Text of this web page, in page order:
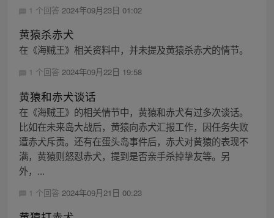
1 个回答 2024年09月23日 01:02
黄猿杀赤犬
在《海贼王》相关资料中，并未提及黄猿杀赤犬的情节。
1 个回答 2024年09月22日 19:58
黄猿和赤犬谈话
在《海贼王》的相关情节中，黄猿和赤犬有过多次谈话。
比如在未来岛大战后，黄猿向赤犬汇报工作，因任务失败
遭赤犬斥责。还有在蛋头岛事件后，赤犬对黄猿的表现不
满，黄猿则怒怼赤犬，提到是否亲手杀掉挚友等。另
外，...
1 个回答 2024年09月21日 00:23